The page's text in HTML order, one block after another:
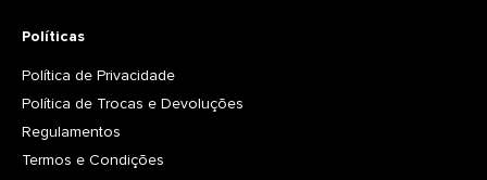
Políticas
Política de Privacidade
Política de Trocas e Devoluções
Regulamentos
Termos e Condições